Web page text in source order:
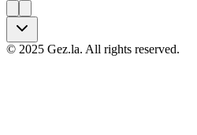
© 2025 Gez.la. All rights reserved.